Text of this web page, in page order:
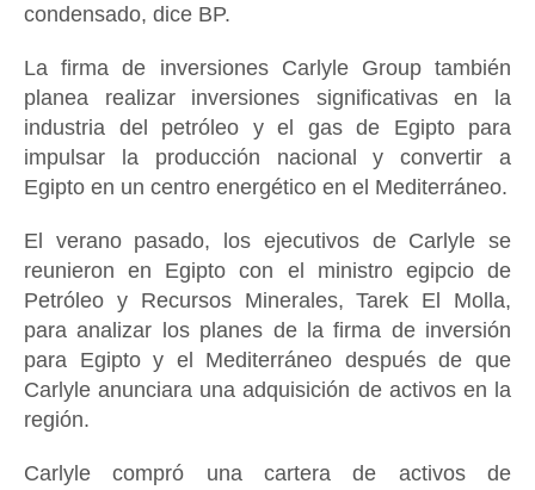
condensado, dice BP.
La firma de inversiones Carlyle Group también
planea realizar inversiones significativas en la
industria del petróleo y el gas de Egipto para
impulsar la producción nacional y convertir a
Egipto en un centro energético en el Mediterráneo.
El verano pasado, los ejecutivos de Carlyle se
reunieron en Egipto con el ministro egipcio de
Petróleo y Recursos Minerales, Tarek El Molla,
para analizar los planes de la firma de inversión
para Egipto y el Mediterráneo después de que
Carlyle anunciara una adquisición de activos en la
región.
Carlyle compró una cartera de activos de